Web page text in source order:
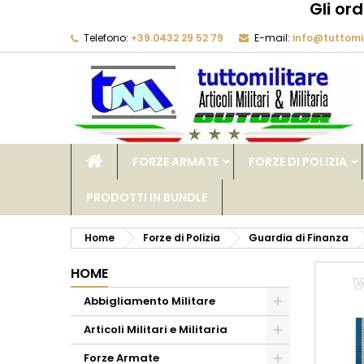
Gli
Telefono: +39.0432 29 52 79 E-mail:
FORZE ARMATE FORZE DI POLIZIA
PRODOTTI IN BUNDLE
Home Forze di Polizia Guardia di Finanza
HOME
Abbigliamento Militare
Articoli Militari e Militaria
Forze Armate